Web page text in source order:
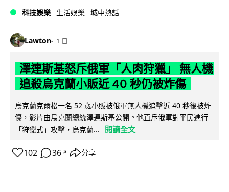
科技娛樂 生活娛樂 城中熱話
Lawton 1 日
澤連斯基怒斥俄軍「人肉狩獵」 無人機
追殺烏克蘭小販近 40 秒仍被炸傷
烏克蘭克爾松一名 52 歲小販被俄軍無人機追擊近 40 秒後被炸
傷，影片由烏克蘭總統澤連斯基公開。他直斥俄軍對平民進行
「狩獵式」攻擊，烏克蘭...
閱讀全文
102 36 ↗ 分享